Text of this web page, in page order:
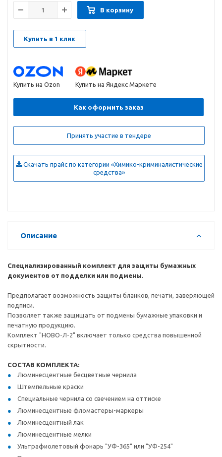
В корзину
Купить в 1 клик
Купить на Ozon Купить на Яндекс Маркете
Как оформить заказ
Принять участие в тендере
Скачать прайс по категории «Химико-криминалистические
средства»
Описание
Специализированный комплект для защиты бумажных
документов от подделки или подмены.
Предполагает возможность защиты бланков, печати, заверяющей
подписи.
Позволяет также защищать от подмены бумажные упаковки и
печатную продукцию.
Комплект "НОВО-Л-2" включает только средства повышенной
скрытности.
СОСТАВ КОМПЛЕКТА:
Люминесцентные бесцветные чернила
Штемпельные краски
Специальные чернила со свечением на оттиске
Люминесцентные фломастеры-маркеры
Люминесцентный лак
Люминесцентные мелки
Ультрафиолетовый фонарь "УФ-365" или "УФ-254"